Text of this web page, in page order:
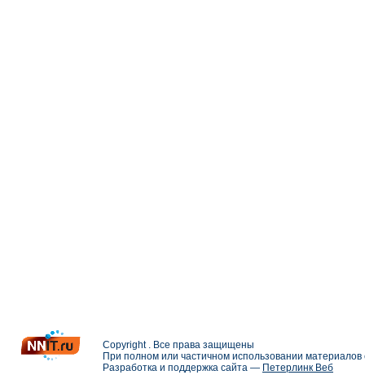
Copyright . Все права защищены
При полном или частичном использовании
Разработка и поддержка сайта — Петерлинк Веб